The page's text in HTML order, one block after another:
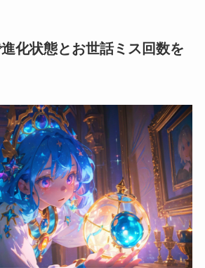
化状態とお世話ミス回数を